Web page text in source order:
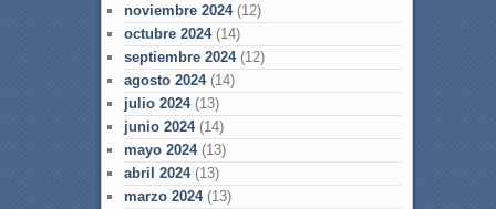
noviembre 2024(12)
octubre 2024(14)
septiembre 2024(12)
agosto 2024(14)
julio 2024(13)
junio 2024(14)
mayo 2024(13)
abril 2024(13)
marzo 2024(13)